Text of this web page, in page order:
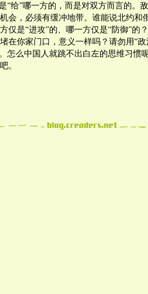
“给”哪一方的，而是对双方而言的。
会，必须有缓冲地带。谁能说北约和
仅是“进攻”的、哪一方仅是“防御”的
在你家门口，意义一样吗？请勿用“
怎么中国人就跳不出白左的思维习惯
。